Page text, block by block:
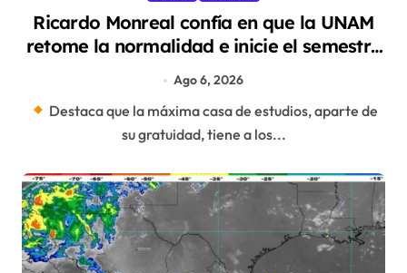
Ricardo Monreal confía en que la UNAM
retome la normalidad e inicie el semestre
mediante el diálogo
Ago 6, 2026
Destaca que la máxima casa de estudios, aparte de
su gratuidad, tiene a los...